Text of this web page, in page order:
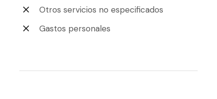
Otros servicios no especificados
Gastos personales